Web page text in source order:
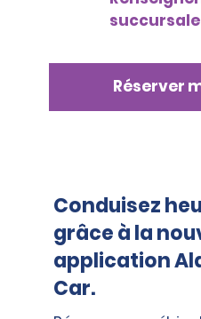
succursale
Réserver
Conduisez
grâce à la
application
Car.